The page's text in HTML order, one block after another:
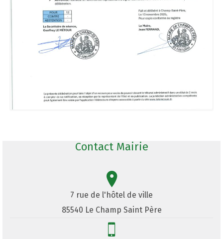
Contact Mairie
7 rue de l'hôtel de ville
85540 Le Champ Saint Père